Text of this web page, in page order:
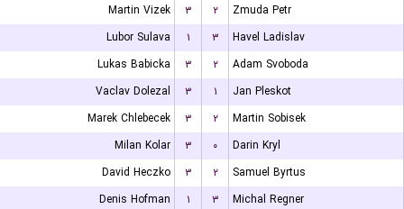
Martin Vizek
۳ ۲
Zmuda Petr
Lubor Sulava
۱ ۳
Havel Ladislav
Lukas Babicka
۳ ۲
Adam Svoboda
Vaclav Dolezal
۳ ۱
Jan Pleskot
Marek Chlebecek
۳ ۲
Martin Sobisek
Milan Kolar
۳ ۰
Darin Kryl
David Heczko
۳ ۲
Samuel Byrtus
Denis Hofman
۱ ۳
Michal Regner